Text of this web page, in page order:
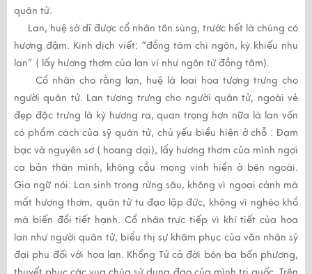
quân tử.
Lan, huệ sở dĩ được cổ nhân tôn sùng, trước hết là chúng có
hương đậm. Kinh dịch viết: “đồng tâm chi ngôn, kỳ khiếu nhu
lan” ( lấy hương thơm của lan ví như ngôn từ đồng tâm).
Cổ nhân cho rằng lan, huệ là loai hoa tượng trưng cho
người quân tử. Lan tượng trưng cho người quân tử, ngoài vẻ
đẹp đặc trưng là kỳ hương ra, quan trọng hơn nữa là lan vốn
có phẩm cách của sỹ quân tử, chủ yếu biểu hiện ở chỗ : Đạm
bạc và nguyên sơ ( hoang dại), lấy hương thơm của mình ngợi
ca bản thân mình, không cầu mong vinh hiển ở bên ngoài.
Gia ngữ nói: Lan sinh trong rừng sâu, không vì ngoại cảnh mà
mất hương thơm, quân tử tu đạo lập đức, không vì nghèo khổ
mà biến đổi tiết hạnh. Cổ nhân trực tiếp vì khí tiết của hoa
lan như người quân tử, biểu thị sự khâm phục của văn nhân sỹ
đại phu đối với hoa lan. Khổng Tử cả đời bôn ba bốn phương,